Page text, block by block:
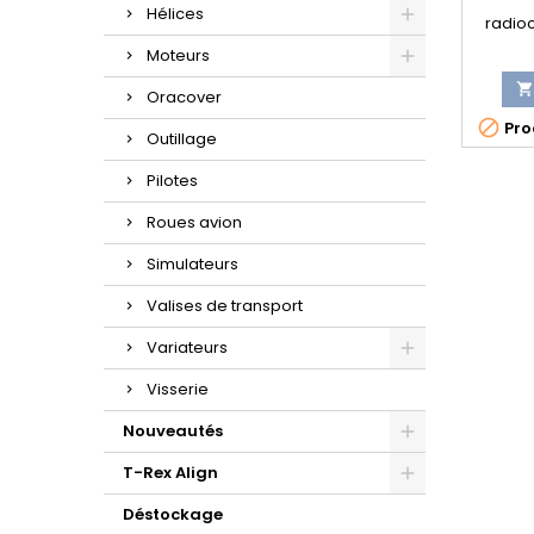
Hélices
Moteurs
Oracover
Outillage
Pilotes
Roues avion
Simulateurs
Valises de transport
Variateurs
Visserie
Nouveautés
T-Rex Align
Déstockage
sur
les

